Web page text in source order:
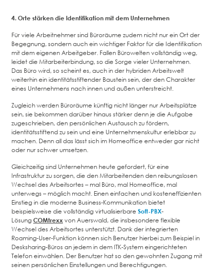
4.Orte stärken die Identifikation mit dem Unternehmen
Für viele Arbeitnehmer sind Büroräume zudem nicht nur ein Ort der
Begegnung, sondern auch ein wichtiger Faktor für die Identifikation
mit dem eigenen Arbeitgeber. Fallen Bürowelten vollständig weg,
leidet die Mitarbeiterbindung, so die Sorge vieler Unternehmen.
Das Büro wird, so scheint es, auch in der hybriden Arbeitswelt
weiterhin ein identitätsstiftender Baustein sein, der den Charakter
eines Unternehmens nach innen und außen unterstreicht.
Zugleich werden Büroräume künftig nicht länger nur Arbeitsplätze
sein, sie bekommen darüber hinaus stärker denn je die Aufgabe
zugeschrieben, den persönlichen Austausch zu fördern,
identitätsstiftend zu sein und eine Unternehmenskultur erlebbar zu
machen. Denn all das lässt sich im Homeoffice entweder gar nicht
oder nur schwer umsetzen.
Gleichzeitig sind Unternehmen heute gefordert, für eine
Infrastruktur zu sorgen, die den Mitarbeitenden den reibungslosen
Wechsel des Arbeitsortes – mal Büro, mal Homeoffice, mal
unterwegs – möglich macht. Einen einfachen und kosteneffizienten
Einstieg in die moderne Business-Kommunikation bietet
beispielsweise die vollständig virtualisierbare Soft-PBX-
LösungCOMtrexxvon Auerswald, die insbesondere flexible
Wechsel des Arbeitsortes unterstützt. Dank der integrierten
Roaming-User-Funktion können sich Benutzer hierbei zum Beispiel in
Desksharing-Büros an jedem in dem ITK-System eingerichteten
Telefon einwählen. Der Benutzer hat so den gewohnten Zugang mit
seinen persönlichen Einstellungen und Berechtigungen.